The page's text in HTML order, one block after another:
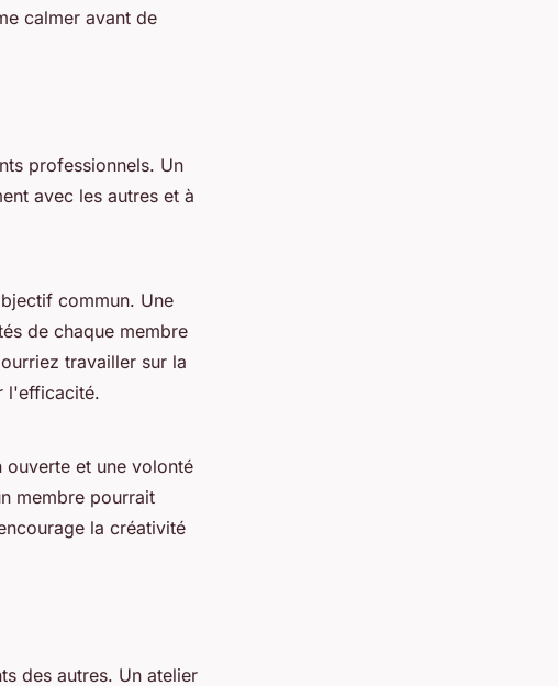
calmer avant de
professionnels. Un
avec les autres et à
commun. Une
de chaque membre
travailler sur la
l'efficacité.
ouverte et une volonté
membre pourrait
la créativité
des autres. Un atelier